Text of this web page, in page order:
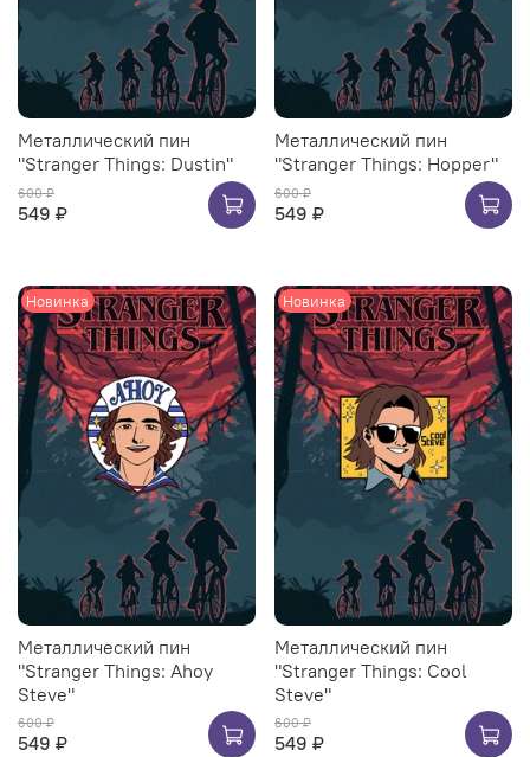
Металлический пин
"Stranger Things: Dustin"
600 ₽
549 ₽
Металлический пин
"Stranger Things: Hopper"
600 ₽
549 ₽
Новинка
Металлический пин
"Stranger Things: Ahoy
Steve"
600 ₽
549 ₽
Новинка
Металлический пин
"Stranger Things: Cool
Steve"
600 ₽
549 ₽